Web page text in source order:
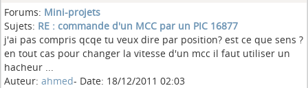
Forums: Mini-projets
Sujets: RE : commande d'un MCC par un PIC 16877
j'ai pas compris qcqe tu veux dire par position? est ce que sens ?
en tout cas pour changer la vitesse d'un mcc il faut utiliser un
hacheur ...
Auteur: ahmed- Date: 18/12/2011 02:03